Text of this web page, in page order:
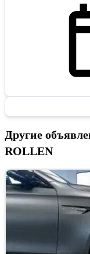
Другие
ROLLEN